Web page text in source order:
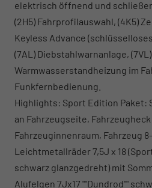
elektrisch öffnend und
(2H5) Fahrprofilauswahl, (4K5)
Keyless Advance
(7AL) Diebstahlwarnanlage, (7VL)
Warmwasserstandheizung im
Funkfernbedienung.
Highlights: Sport Edition Paket:
an Fahrzeugseite,
Fahrzeuginnenraum, Fahrzeug
Leichtmetallräder 7,5J x 18
schwarz glanzgedreht) mit
Alufelgen 7Jx17 ""Dundrod""